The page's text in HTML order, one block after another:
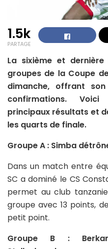
1.5k
PARTAGE
La sixième et
groupes de la Coupe
dimanche, offrant
confirmations.
principaux résultats et
les quarts de finale.
Groupe A : Simba
Dans un match entre
SC a dominé le CS
permet au club
groupe avec 13 points,
petit point.
Groupe B :